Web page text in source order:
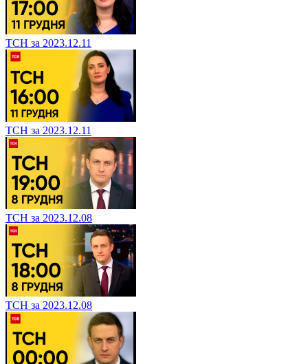
ТСН за 2023.12.11
ТСН за 2023.12.11
ТСН за 2023.12.08
ТСН за 2023.12.08